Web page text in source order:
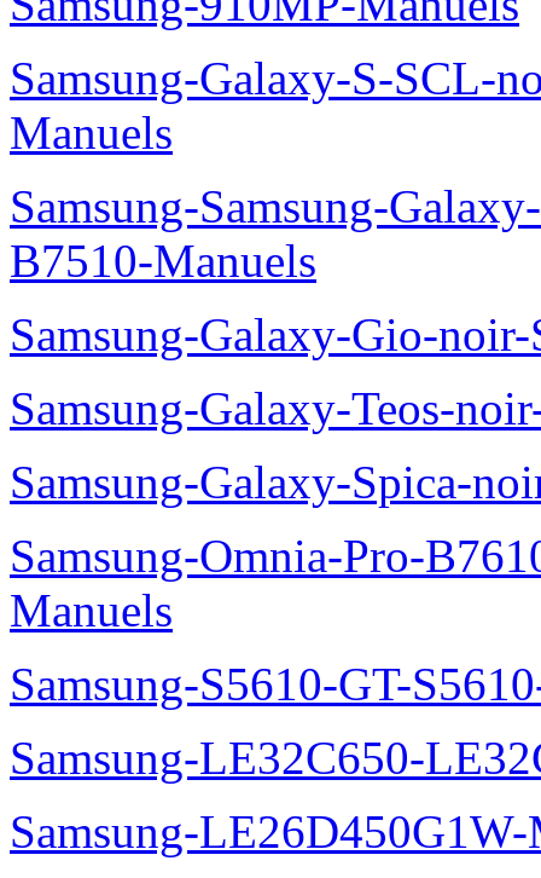
Samsung-Galaxy-S-SCL-
Manuels
Samsung-Samsung-
B7510-Manuels
Samsung-Galaxy-Gio-
Samsung-Galaxy-Teos-
Samsung-Galaxy-Spica-
Samsung-Omnia-Pro-
Manuels
Samsung-S5610-GT-
Samsung-LE32C650-
Samsung-LE26D450G1W-